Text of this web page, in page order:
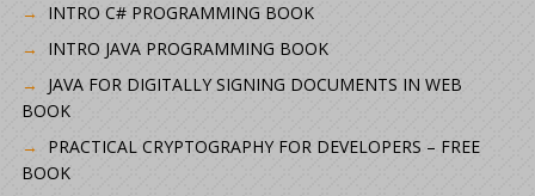
INTRO C# PROGRAMMING BOOK
INTRO JAVA PROGRAMMING BOOK
JAVA FOR DIGITALLY SIGNING DOCUMENTS IN WEB
BOOK
PRACTICAL CRYPTOGRAPHY FOR DEVELOPERS – FREE
BOOK